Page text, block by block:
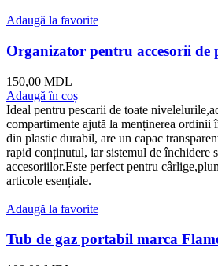
Adaugă la favorite
Organizator pentru accesorii de
150,00 MDL
Adaugă în coș
Ideal pentru pescarii de toate
compartimente ajută la menținerea ordinii
din plastic durabil, are un capac
rapid conținutul, iar sistemul de închidere
accesoriilor.Este perfect pentru
articole esențiale.
Adaugă la favorite
Tub de gaz portabil marca